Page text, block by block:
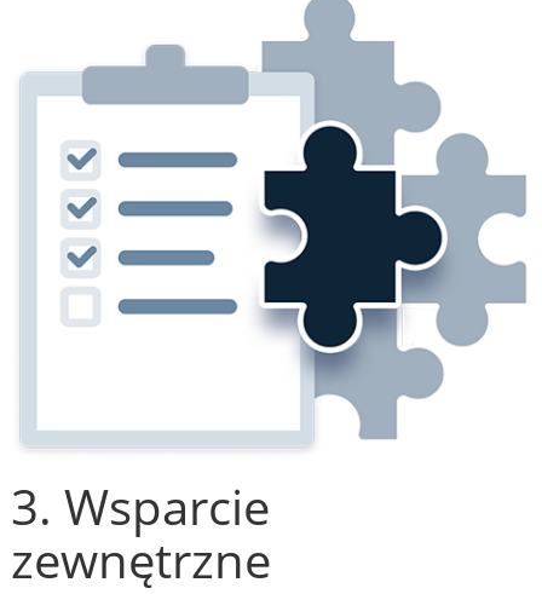
3. Wsparcie
zewnętrzne